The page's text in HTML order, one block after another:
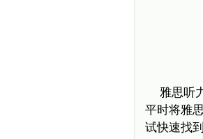
雅思听
平时将雅
试快速找